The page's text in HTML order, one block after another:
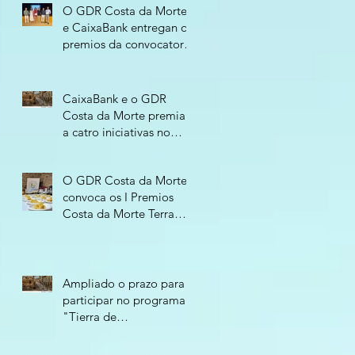
O GDR Costa da Morte
e CaixaBank entregan os
premios da convocatoria
CaixaBank e o GDR
Costa da Morte premian
a catro iniciativas no
O GDR Costa da Morte
convoca os I Premios
Costa da Morte Terra
Ampliado o prazo para
participar no programa
"Tierra de